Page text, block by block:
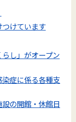
けています
し」がオープン
染症に係る各種支
の開館・休館日